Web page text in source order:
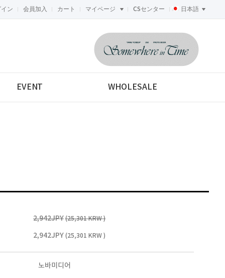
イン 会員加入 カート マイページ CSセンター 日本語
<-->
EVENT WHOLESALE
2,942JPY (25,301 KRW )
2,942JPY (25,301 KRW )
노바미디어